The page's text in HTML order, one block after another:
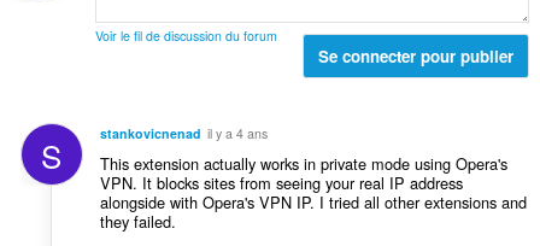
tl
o
e
s
Voir le fil de discussion du forum
Se connecter pour publier
S stankovicnenad il y a 4 ans
This extension actually works in private mode using Opera's
VPN. It blocks sites from seeing your real IP address
alongside with Opera's VPN IP. I tried all other extensions and
they failed.